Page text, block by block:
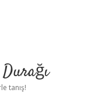
tanış!